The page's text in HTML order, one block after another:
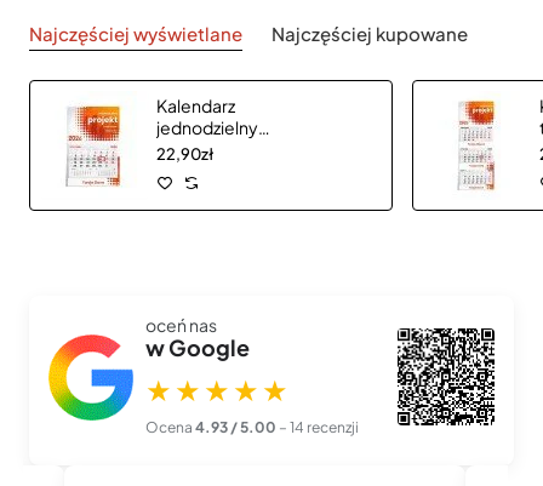
Najczęściej wyświetlane Najczęściej kupowane
Kalendarz
jednodzielny
CLASSIC płaską
główką
22,90zł
oceń nas
w Google
★★★★★
Ocena 4.93 / 5.00 – 14 recenzji